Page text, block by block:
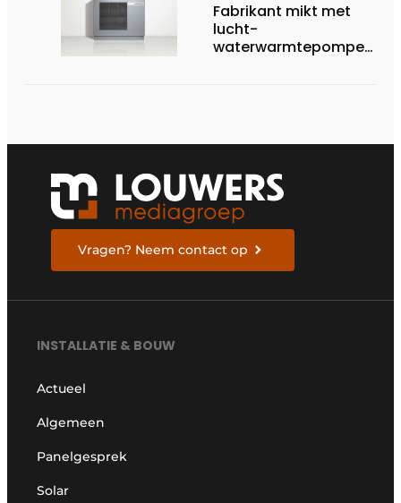
Fabrikant mikt met
lucht-
waterwarmtepompen
Vragen? Neem contact op
INSTALLATIE & BOUW
Actueel
Algemeen
Panelgesprek
Solar